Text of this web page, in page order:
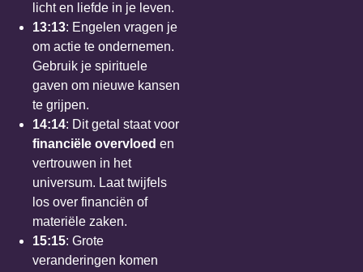
licht en liefde in je leven.
13:13: Engelen vragen je
om actie te ondernemen.
Gebruik je spirituele
gaven om nieuwe kansen
te grijpen.
14:14: Dit getal staat voor
financiële overvloed en
vertrouwen in het
universum. Laat twijfels
los over financiën of
materiële zaken.
15:15: Grote
veranderingen komen